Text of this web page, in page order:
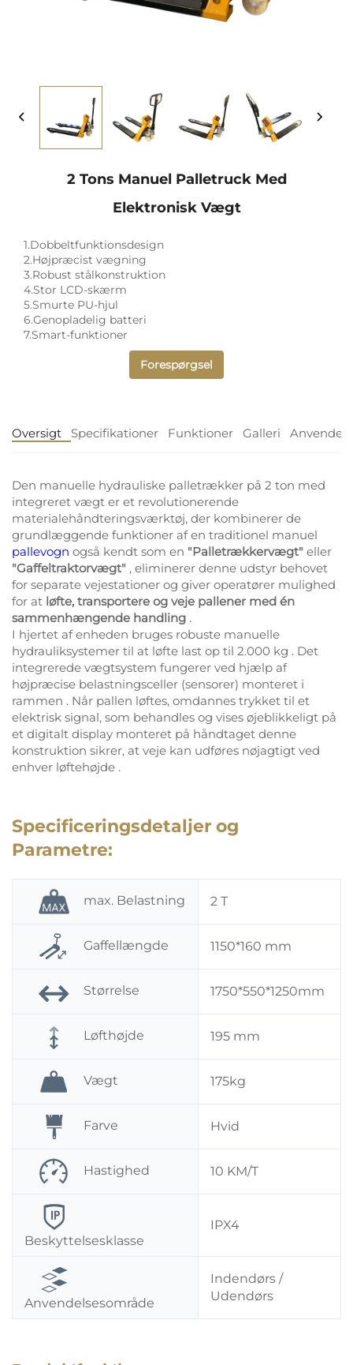
2 Tons Manuel Palletruck Med
Elektronisk Vægt
1.Dobbeltfunktionsdesign
2.Højpræcist vægning
3.Robust stålkonstruktion
4.Stor LCD-skærm
5.Smurte PU-hjul
6.Genopladelig batteri
7.Smart-funktioner
Forespørgsel
Oversigt Specifikationer Funktioner Galleri
Den manuelle hydrauliske palletrækker på 2 ton med
integreret vægt er et revolutionerende
materialehåndteringsværktøj, der kombinerer de
grundlæggende funktioner af en traditionel manuel
pallevogn også kendt som en "Palletrækkervægt" eller
"Gaffeltraktorvægt" , eliminerer denne udstyr behovet
for separate vejestationer og giver operatører mulighed
for at løfte, transportere og veje pallener med én
sammenhængende handling .
I hjertet af enheden bruges robuste manuelle
hydrauliksystemer til at løfte last op til 2.000 kg . Det
integrerede vægtsystem fungerer ved hjælp af
højpræcise belastningsceller (sensorer) monteret i
rammen . Når pallen løftes, omdannes trykket til et
elektrisk signal, som behandles og vises øjeblikkeligt på
et digitalt display monteret på håndtaget denne
konstruktion sikrer, at veje kan udføres nøjagtigt ved
enhver løftehøjde .
Specificeringsdetaljer og
Parametre:
max. Belastning 2 T
Gaffellængde 1150*160 mm
Størrelse 1750*550*1250mm
Løfthøjde 195 mm
Vægt 175kg
Farve Hvid
Hastighed 10 KM/T
Beskyttelsesklasse
IPX4
Anvendelsesområde
Indendørs /
Udendørs